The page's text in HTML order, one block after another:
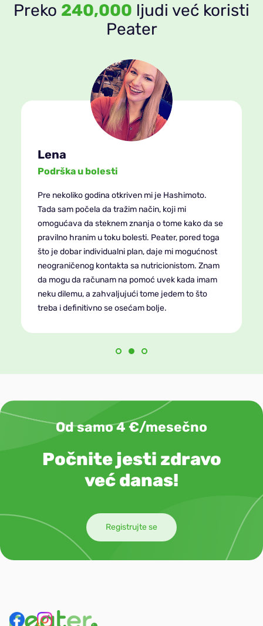
Preko 240,000 ljudi već koristi
Peater
Lena
Podrška u bolesti
Pre nekoliko godina otkriven mi je Hashimoto.
Tada sam počela da tražim način, koji mi
omogućava da steknem znanja o tome kako da se
pravilno hranim u toku bolesti. Peater, pored toga
što je dobar individualni plan, daje mi mogućnost
neograničenog kontakta sa nutricionistom. Znam
da mogu da računam na pomoć uvek kada imam
neku dilemu, a zahvaljujući tome jedem to što
treba i definitivno se osećam bolje.
Od samo 4 €/mesečno
Počnite jesti zdravo
već danas!
Registrujte se